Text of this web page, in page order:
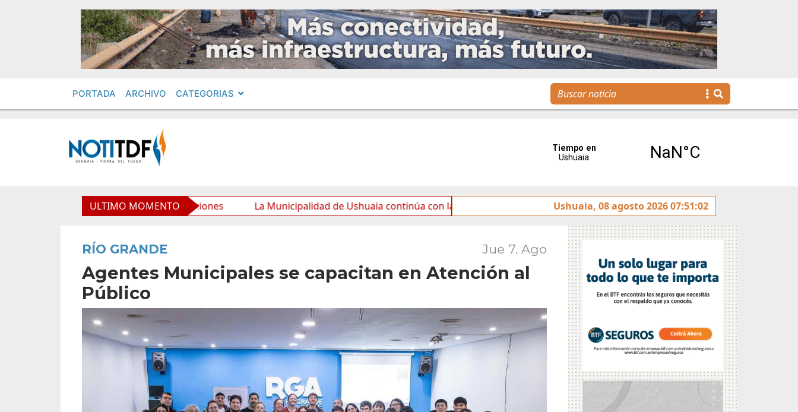
PORTADA ARCHIVO CATEGORIAS
ULTIMO MOMENTO
Municipal y mejora sus prestaciones La Municipalidad de Ushuaia continúa con las tareas de mantenimiento y rotulado sobre la avenida Héroes de Malvinas
Ushuaia, 08 agosto 2026 07:51:02
RÍO GRANDE Jue 7. Ago
Agentes Municipales se capacitan en Atención al
Público